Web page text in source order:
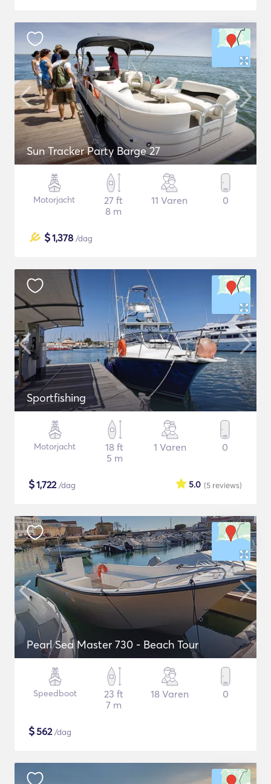
Sun Tracker Party Barge 27
Motorjacht
27 ft
8 m
11 Varen 0
$1,378 /dag
Sportfishing
Motorjacht
18 ft
5 m
1 Varen 0
$1,722/dag (5 reviews)
5.0
Pearl Sea Master 730 - Beach Tour
Speedboot
23 ft
7 m
18 Varen 0
$562/dag